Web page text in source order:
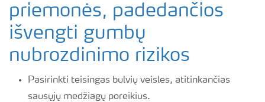
priemonės, padedančios
išvengti gumbų
nubrozdinimo rizikos
Pasirinkti teisingas bulvių veisles, atitinkančias
sausųjų medžiagų poreikius.